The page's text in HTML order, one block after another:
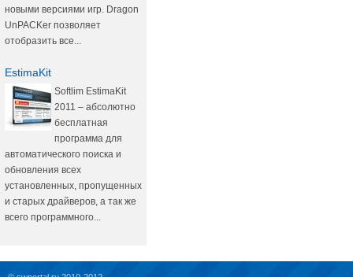
новыми версиями игр. Dragon
UnPACKer позволяет
отобразить все...
EstimaKit
Softlim EstimaKit
2011 – абсолютно
бесплатная
программа для
автоматического поиска и
обновления всех
установленных, пропущенных
и старых драйверов, а так же
всего программного...